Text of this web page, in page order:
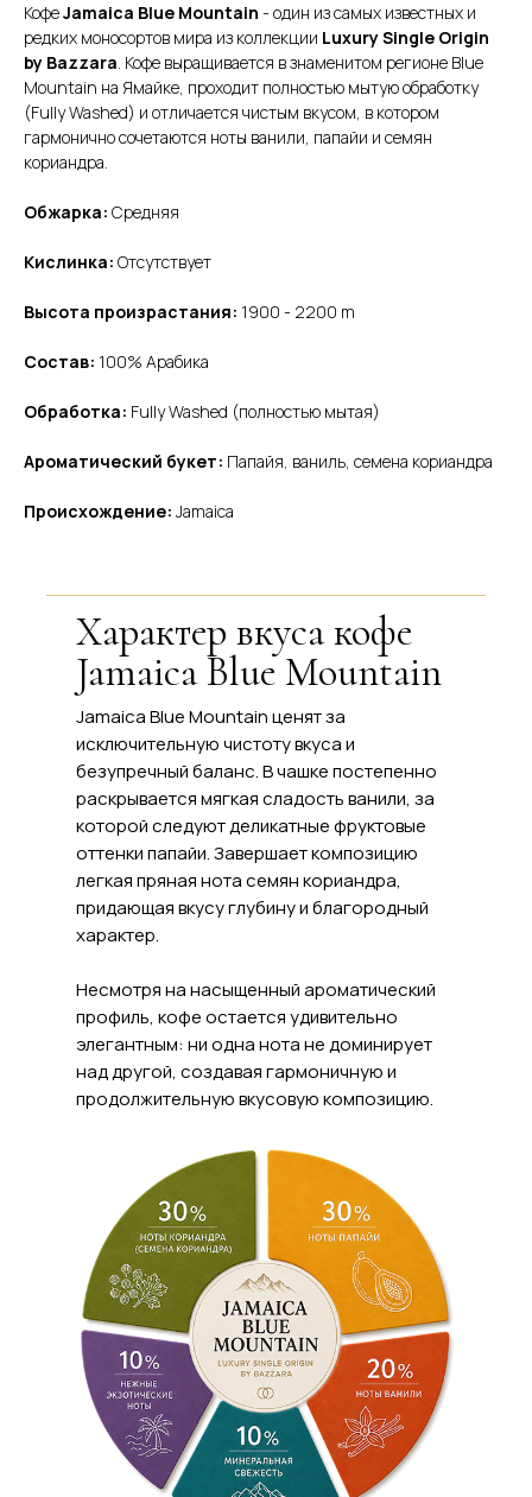
КофеJamaica Blue Mountain - один из самых известных и
редких моносортов мира из коллекции Luxury Single Origin
by Bazzara. Кофе выращивается в знаменитом регионе Blue
Mountain на Ямайке, проходит полностью мытую обработку
(Fully Washed) и отличается чистым вкусом, в котором
гармонично сочетаются ноты ванили, папайи и семян
кориандра.
Обжарка: Средняя
Кислинка: Отсутствует
Высота произрастания: 1900 - 2200 m
Состав: 100% Арабика
Обработка: Fully Washed (полностью мытая)
Ароматический букет: Папайя, ваниль, семена кориандра
Происхождение:Jamaica
Jamaica Blue Mountain ценят за
исключительную чистоту вкуса и
безупречный баланс. В чашке постепенно
раскрывается мягкая сладость ванили, за
которой следуют деликатные фруктовые
оттенки папайи. Завершает композицию
легкая пряная нота семян кориандра,
придающая вкусу глубину и благородный
характер.
Несмотря на насыщенный ароматический
профиль, кофе остается удивительно
элегантным: ни одна нота не доминирует
над другой, создавая гармоничную и
продолжительную вкусовую композицию.
Характер вкуса кофе
Jamaica Blue Mountain